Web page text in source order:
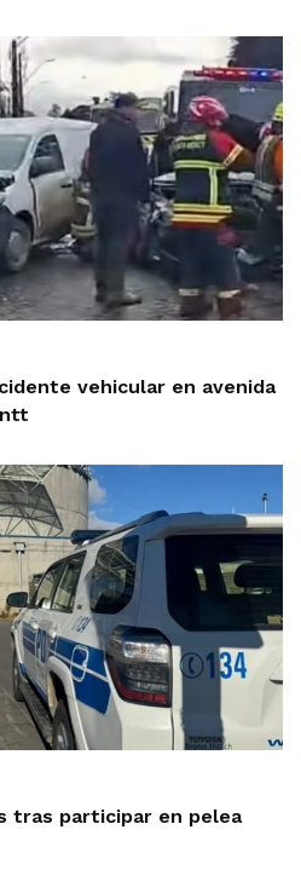
vehicular en avenida
tras participar en pelea